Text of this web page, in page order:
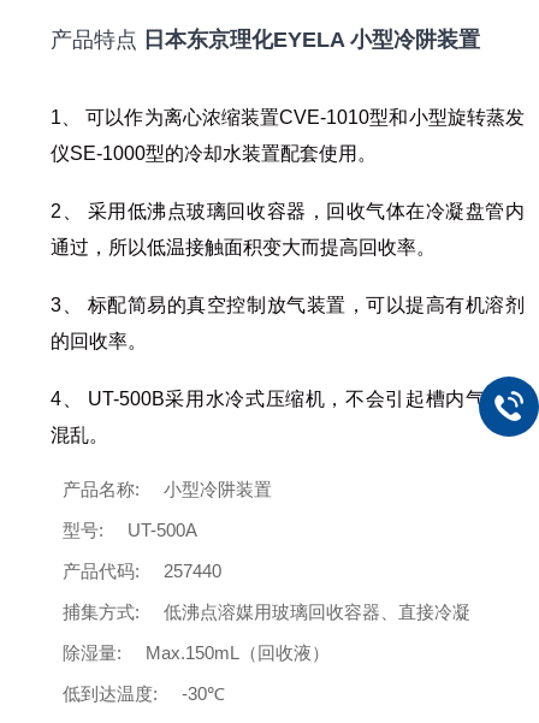
产品特点 日本东京理化EYELA 小型冷阱装置
1、 可以作为离心浓缩装置CVE-1010型和小型旋转蒸发
仪SE-1000型的冷却水装置配套使用。
2、 采用低沸点玻璃回收容器，回收气体在冷凝盘管内
通过，所以低温接触面积变大而提高回收率。
3、 标配简易的真空控制放气装置，可以提高有机溶剂
的回收率。
4、 UT-500B采用水冷式压缩机，不会引起槽内气流的
混乱。
产品名称:
小型冷阱装置
型号:
UT-500A
产品代码:
257440
捕集方式:
低沸点溶媒用玻璃回收容器、直接冷凝
除湿量:
Max.150mL（回收液）
低到达温度:
-30℃